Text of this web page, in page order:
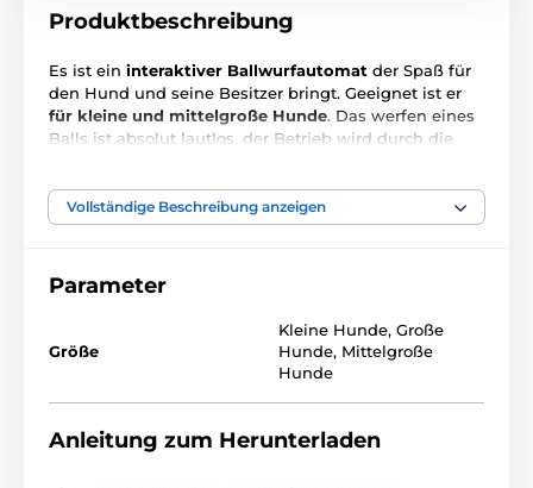
Produktbeschreibung
Es ist ein interaktiver Ballwurfautomat der Spaß für
den Hund und seine Besitzer bringt. Geeignet ist er
für kleine und mittelgroße Hunde. Das werfen eines
Balls ist absolut lautlos, der Betrieb wird durch die
Batterien. Das schlaue System nutzt 3 zufällige
Richtungen für den Ball und damit weckt es die
in Form!
Vollständige Beschreibung anzeigen
Parameter
Größe
Kleine Hunde, Große
Hunde, Mittelgroße
Hunde
Anleitung zum Herunterladen